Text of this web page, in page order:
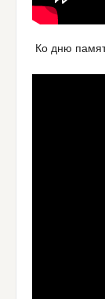
Ко дню